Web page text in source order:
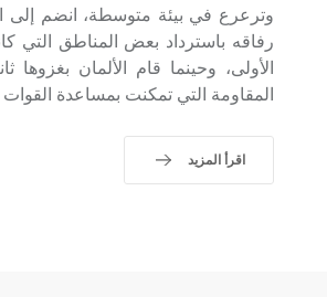
رفاقه باسترداد بعض المناطق التي
الأولى، وحينما قام الألمان
المقاومة التي تمكنت بمساعدة القوات
اقرأ المزيد